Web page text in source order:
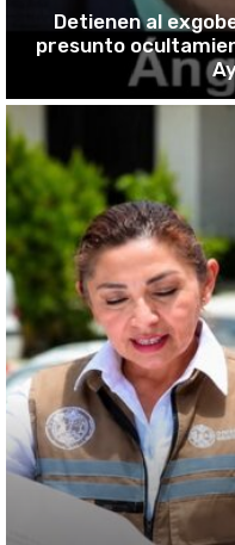
Detienen al
presunto